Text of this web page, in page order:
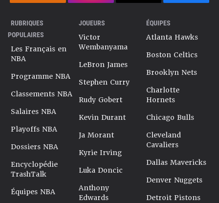
RUBRIQUES
POPULAIRES
Les Français en
NBA
Programme NBA
Classements NBA
Salaires NBA
Playoffs NBA
Dossiers NBA
Encyclopédie
TrashTalk
Équipes NBA
JOUEURS
Victor
Wembanyama
LeBron James
Stephen Curry
Rudy Gobert
Kevin Durant
Ja Morant
Kyrie Irving
Luka Doncic
Anthony
Edwards
ÉQUIPES
Atlanta Hawks
Boston Celtics
Brooklyn Nets
Charlotte
Hornets
Chicago Bulls
Cleveland
Cavaliers
Dallas Mavericks
Denver Nuggets
Detroit Pistons